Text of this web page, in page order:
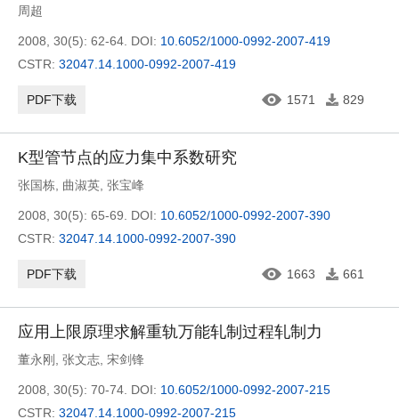
周超
2008, 30(5): 62-64. DOI: 10.6052/1000-0992-2007-419
CSTR: 32047.14.1000-0992-2007-419
PDF下载 1571 829
K型管节点的应力集中系数研究
张国栋 曲淑英 张宝峰
2008, 30(5): 65-69. DOI: 10.6052/1000-0992-2007-390
CSTR: 32047.14.1000-0992-2007-390
PDF下载 1663 661
应用上限原理求解重轨万能轧制过程轧制力
董永刚 张文志 宋剑锋
2008, 30(5): 70-74. DOI: 10.6052/1000-0992-2007-215
CSTR: 32047.14.1000-0992-2007-215